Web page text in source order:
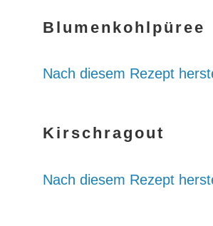
Blumenkohlpüree
Nach diesem Rezept
Kirschragout
Nach diesem Rezept